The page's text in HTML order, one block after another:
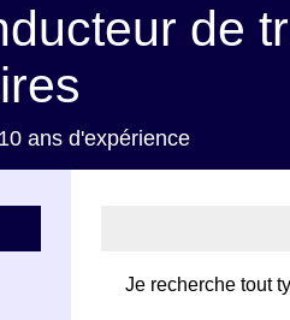
de
ans d'expérience
Je recherche tout